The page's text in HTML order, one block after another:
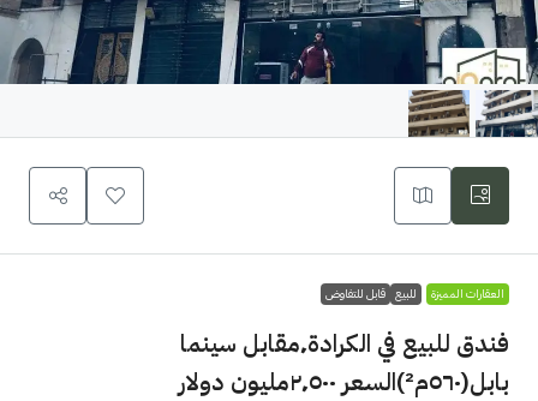
العقارات المميزة للبيع قابل للتفاوض
فندق للبيع في الكرادة٬مقابل سينما
بابل(٥٦٠م²)السعر ٢٬٥٠٠مليون دولار